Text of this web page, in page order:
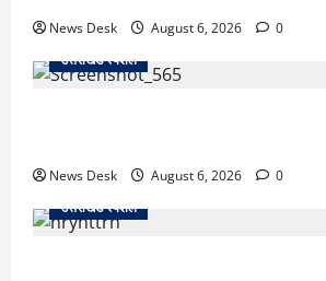
News Desk August 6, 2026
0
उत्तराखंड स्पेशल
News Desk August 6, 2026
0
उत्तराखंड स्पेशल